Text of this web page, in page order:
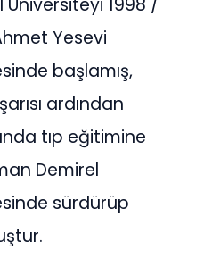
1998 /
Yesevi
başlamış,
ardından
tıp eğitimine
Demirel
sürdürüp